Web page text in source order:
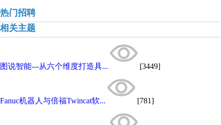
热门招聘
相关主题
图说智能---从六个维度打造具... [3449]
Fanuc机器人与倍福Twincat软... [781]